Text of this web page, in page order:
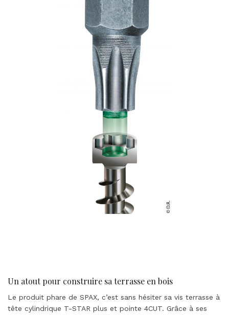
Un atout pour construire sa terrasse en bois
Le produit phare de SPAX, c’est sans hésiter sa vis terrasse à
tête cylindrique T-STAR plus et pointe 4CUT. Grâce à ses